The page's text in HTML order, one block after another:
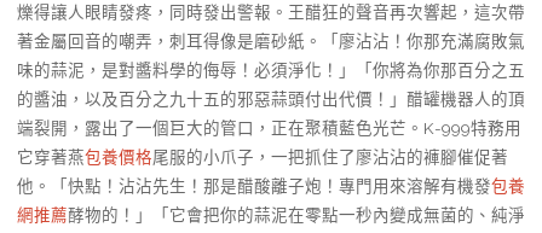
爍得讓人眼睛發疼，同時發出警報。王醋狂的聲音再次響起，這次帶
著金屬回音的嘲弄，刺耳得像是磨砂紙。「廖沾沾！你那充滿腐敗氣
味的蒜泥，是對醬料學的侮辱！必須淨化！」「你將為你那百分之五
的醬油，以及百分之九十五的邪惡蒜頭付出代價！」醋罐機器人的頂
端裂開，露出了一個巨大的管口，正在聚積藍色光芒。K-999特務用
它穿著燕包養價格尾服的小爪子，一把抓住了廖沾沾的褲腳催促著
他。「快點！沾沾先生！那是醋酸離子炮！專門用來溶解有機發包養
網推薦酵物的！」「它會把你的蒜泥在零點一秒內變成無菌的、純淨